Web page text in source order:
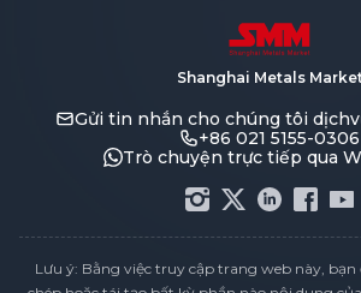
Shanghai Metals
Gửi tin nhắn cho chúng tôi
+86 021 5155-0306
Trò chuyện trực tiếp qua
Lưu ý: Bằng việc truy cập trang web này, bạn